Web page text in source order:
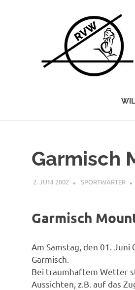
Garmisch
2. JUNI 2002 SPORTWÄRTER
Garmisch
Am Samstag, den 01.
Garmisch.
Bei traumhaftem Wetter
Aussichten, z.B. auf das